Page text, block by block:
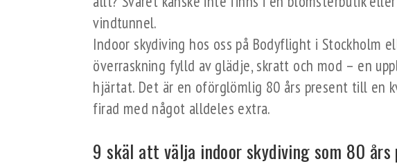
vindtunnel.
Indoor skydiving hos oss på Bodyflight i Stockholm
överraskning fylld av glädje, skratt och mod – en
hjärtat. Det är en oförglömlig 80 års present till en
firad med något alldeles extra.
9 skäl att välja indoor skydiving som 80